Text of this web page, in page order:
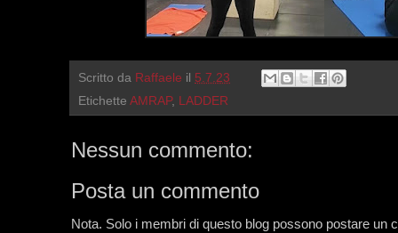
Scritto da Raffaele il 5.7.23
Etichette AMRAP, LADDER
Nessun commento:
Posta un commento
Nota. Solo i membri di questo blog possono postare un